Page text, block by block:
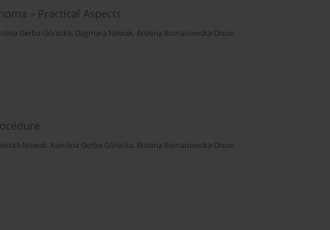
– Practical Aspects
Gerba-Górecka, Dagmara Nowak, Bożena Romanowska-Dixon
Nowak, Karolina Gerba-Górecka, Bożena Romanowska-Dixon